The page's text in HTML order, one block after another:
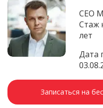
CEO
Стаж
лет
Дата
Записаться на